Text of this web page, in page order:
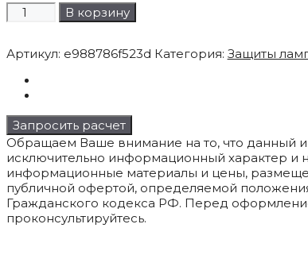
Количество
товара
простые
ассортименте
В корзину
Артикул: e988786f523d Категория: Защиты
Запросить расчет
Обращаем Ваше внимание на то, что данный
исключительно информационный характер и
информационные материалы и цены,
публичной офертой, определяемой
Гражданского кодекса РФ. Перед
проконсультируйтесь.